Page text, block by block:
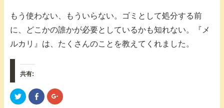
もう使わない、もういらない。ゴミとして処分する前
に、どこかの誰かが必要としているかも知れない。『メ
ルカリ』は、たくさんのことを教えてくれました。
共有:
ク
リ
F
a
ク
リ